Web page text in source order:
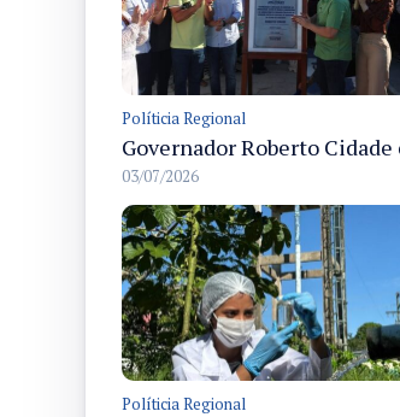
Políticia Regional
03/07/2026
Políticia Regional